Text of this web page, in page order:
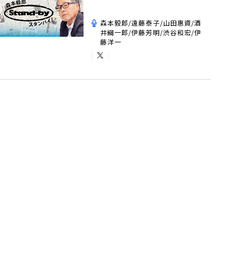
森本毅郎/遠藤泰子/山田惠資/酒
井綱一郎/伊藤芳明/渋谷和宏/伊
藤洋一